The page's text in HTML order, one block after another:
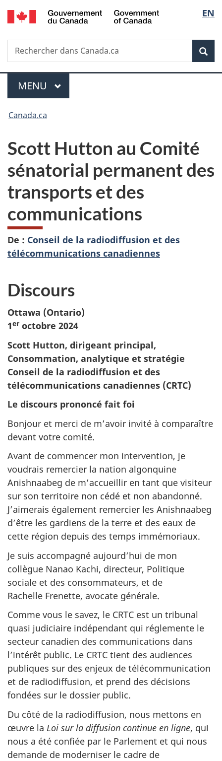
Passer
au
principal
Passer
à
Au
du
Passer
à
version
simplifiée
de
la
EN
Recherche
Rechercher
dans
Menu
MENU PRINCIPAL
Vous
ici :
Canada.ca
Scott Hutton au Comité
sénatorial permanent des
transports et des
communications
De : Conseil de la radiodiffusion et des
télécommunications canadiennes
Discours
Ottawa (Ontario)
1er octobre 2024
Scott Hutton, dirigeant principal,
Consommation, analytique et stratégie
Conseil de la radiodiffusion et des
télécommunications canadiennes (CRTC)
Le discours prononcé fait foi
Bonjour et merci de m’avoir invité à comparaître
devant votre comité.
Avant de commencer mon intervention, je
voudrais remercier la nation algonquine
Anishnaabeg de m’accueillir en tant que visiteur
sur son territoire non cédé et non abandonné.
J’aimerais également remercier les Anishnaabeg
d’être les gardiens de la terre et des eaux de
cette région depuis des temps immémoriaux.
Je suis accompagné aujourd’hui de mon
collègue Nanao Kachi, directeur, Politique
sociale et des consommateurs, et de
Rachelle Frenette, avocate générale.
Comme vous le savez, le CRTC est un tribunal
quasi judiciaire indépendant qui réglemente le
secteur canadien des communications dans
l’intérêt public. Le CRTC tient des audiences
publiques sur des enjeux de télécommunication
et de radiodiffusion, et prend des décisions
fondées sur le dossier public.
Du côté de la radiodiffusion, nous mettons en
œuvre la Loi sur la diffusion continue en ligne, qui
nous a été confiée par le Parlement et qui nous
demande de moderniser le cadre de